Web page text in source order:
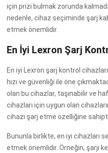
için prizi bulmak zorunda
nedenle, cihaz seçiminde şarj
etmek önemlidir.
En İyi Lexron Şarj
En iyi Lexron şarj kontrol
hızı ve güvenliği ile öne
olan bu cihazlar, taşınabilir ve
cihazları için uygun olan
cihazı şarj etme özelliğine
Bununla birlikte, en iyi cihazları
etmek önemlidir. Örneğin, şarjı